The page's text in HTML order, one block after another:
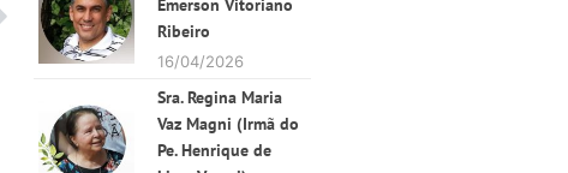
Emerson Vitoriano
Ribeiro
16/04/2026
Sra. Regina Maria
Vaz Magni (Irmã do
Pe. Henrique de